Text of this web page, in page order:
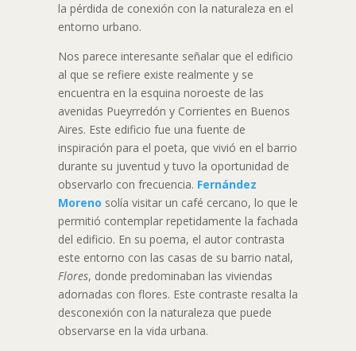
la pérdida de conexión con la naturaleza en el
entorno urbano.
Nos parece interesante señalar que el edificio
al que se refiere existe realmente y se
encuentra en la esquina noroeste de las
avenidas Pueyrredón y Corrientes en Buenos
Aires. Este edificio fue una fuente de
inspiración para el poeta, que vivió en el barrio
durante su juventud y tuvo la oportunidad de
observarlo con frecuencia. Fernández
Moreno solía visitar un café cercano, lo que le
permitió contemplar repetidamente la fachada
del edificio. En su poema, el autor contrasta
este entorno con las casas de su barrio natal,
Flores, donde predominaban las viviendas
adornadas con flores. Este contraste resalta la
desconexión con la naturaleza que puede
observarse en la vida urbana.